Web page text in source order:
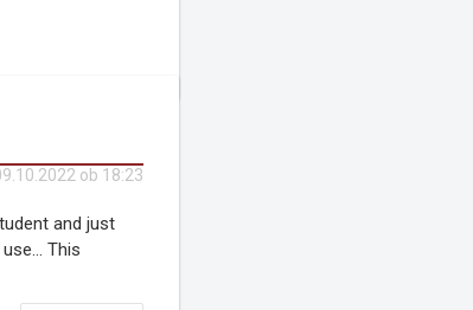
ob 18:23
and just
This